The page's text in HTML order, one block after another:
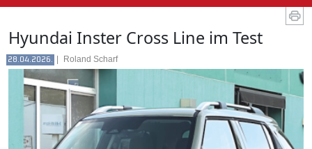
Hyundai Inster Cross Line im Test
28.04.2026. Roland Scharf